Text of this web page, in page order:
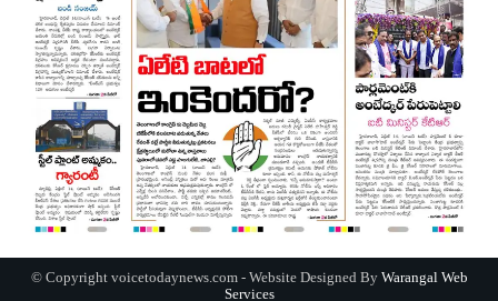
© Copyright voicetodaynews.com - Website Designed By Warangal Web
Services